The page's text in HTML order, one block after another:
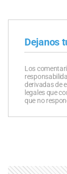
Dejanos
Los
derivadas de
legales que
que no